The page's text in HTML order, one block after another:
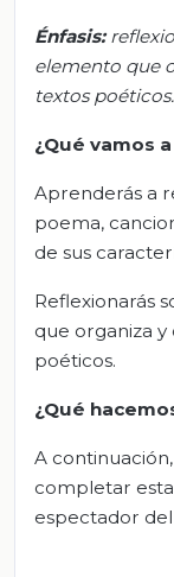
Énfasis: r
elemento que
textos poéticos.
¿Qué vamos
Aprenderás a
poema,
de sus
Reflexionarás
que organiza y
poéticos.
¿Qué
A
completar
espectador del